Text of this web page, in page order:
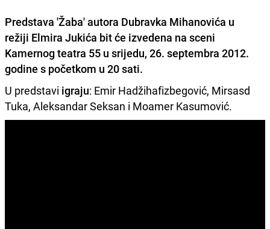
Predstava 'Žaba' autora Dubravka Mihanovića u
režiji Elmira Jukića bit će izvedena na sceni
Kamernog teatra 55 u srijedu, 26. septembra 2012.
godine s početkom u 20 sati.
U predstavi igraju: Emir Hadžihafizbegović, Mirsasd
Tuka, Aleksandar Seksan i Moamer Kasumović.